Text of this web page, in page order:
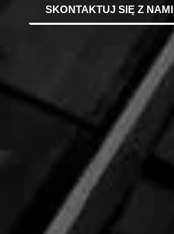
SKONTAKTUJ SIĘ Z NAMI